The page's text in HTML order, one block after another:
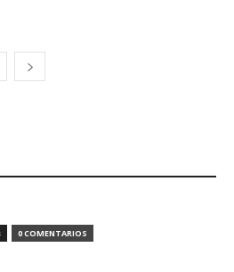
0 COMENTARIOS